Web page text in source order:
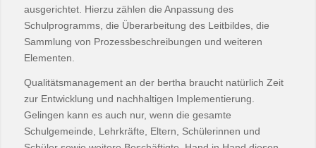
ausgerichtet. Hierzu zählen die Anpassung des
Schulprogramms, die Überarbeitung des Leitbildes, die
Sammlung von Prozessbeschreibungen und weiteren
Elementen.
Qualitätsmanagement an der bertha braucht natürlich Zeit
zur Entwicklung und nachhaltigen Implementierung.
Gelingen kann es auch nur, wenn die gesamte
Schulgemeinde, Lehrkräfte, Eltern, Schülerinnen und